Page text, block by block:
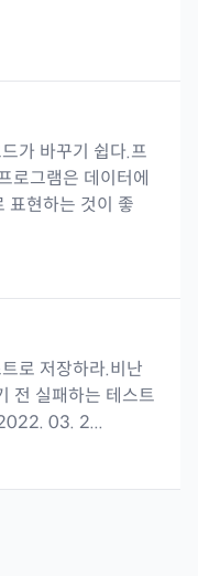
가 바꾸기 쉽다.프
로그램은 데이터에
표현하는 것이 좋
로 저장하라.비난
전 실패하는 테스트
03. 2...